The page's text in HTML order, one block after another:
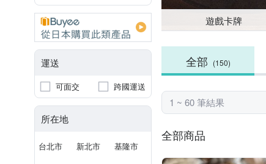
運送
可面交 跨國運送
所在地
台北市 新北市 基隆市
遊戲卡牌
全部 (150)
1 ~ 60 筆結果
全部商品